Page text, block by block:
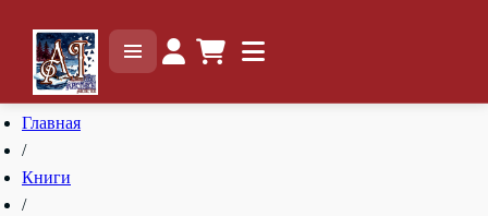
Главная
/
Книги
/